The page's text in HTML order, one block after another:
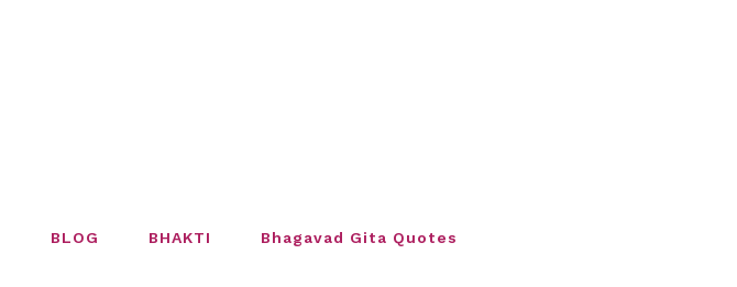
BLOG BHAKTI Bhagavad Gita Quotes